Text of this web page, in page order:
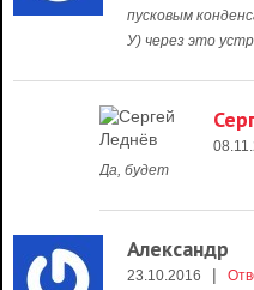
пусковым
У) через это
Да, будет
Александр
23.10.2016 |